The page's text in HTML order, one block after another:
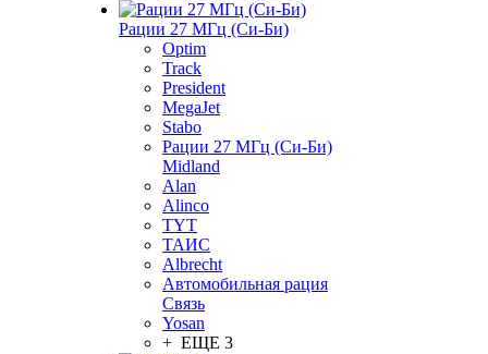
Рации 27 МГц (Си-Би)
Optim
Track
President
MegaJet
Stabo
Рации 27 МГц (Си-Би)
Midland
Alan
Alinco
TYT
ТАИС
Albrecht
Автомобильная рация
Связь
Yosan
+ ЕЩЕ 3